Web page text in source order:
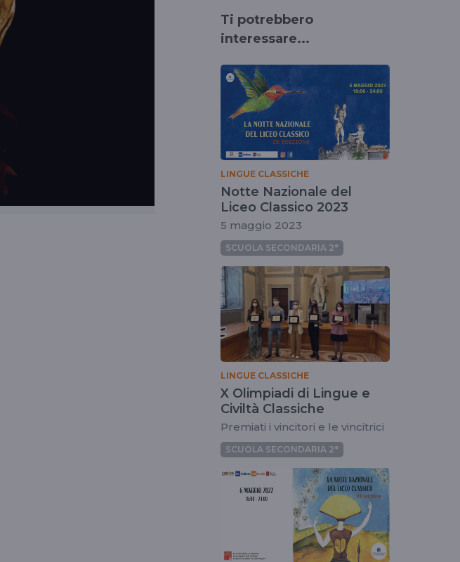
Ti potrebbero
interessare...
LINGUE CLASSICHE
Notte Nazionale del
Liceo Classico 2023
5 maggio 2023
SCUOLA SECONDARIA 2°
LINGUE CLASSICHE
X Olimpiadi di Lingue e
Civiltà Classiche
Premiati i vincitori e le vincitrici
SCUOLA SECONDARIA 2°